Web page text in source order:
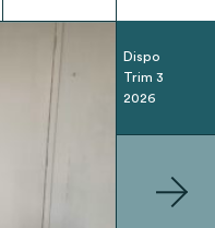
Dispo
Trim 3
2026